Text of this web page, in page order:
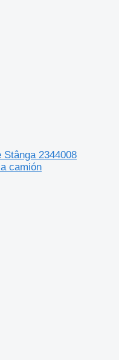
Stânga 2344008
camión